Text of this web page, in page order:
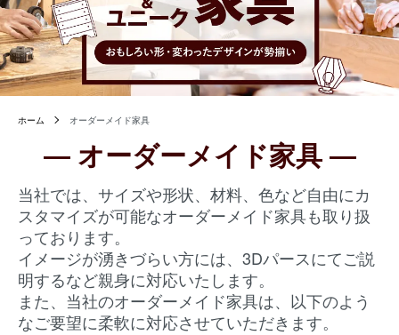
ホーム オーダーメイド家具
― オーダーメイド家具―
当社では、サイズや形状、材料、色など自由にカ
スタマイズが可能なオーダーメイド家具も取り扱
っております。
イメージが湧きづらい方には、3Dパースにてご説
明するなど親身に対応いたします。
また、当社のオーダーメイド家具は、以下のよう
なご要望に柔軟に対応させていただきます。